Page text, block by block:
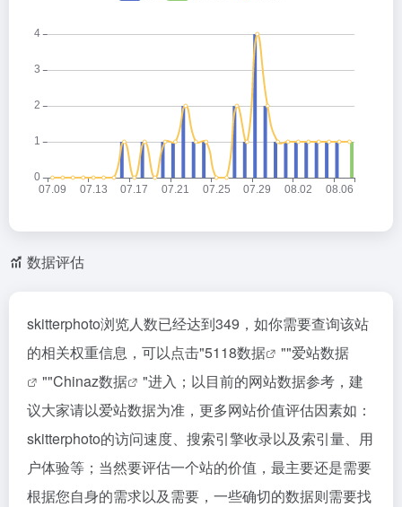
数据评估
skitterphoto浏览人数已经达到349，如你需要查询该站
的相关权重信息，可以点击"5118数据 ""爱站数据
""Chinaz数据
"进入；以目前的网站数据参考，建
议大家请以爱站数据为准，更多网站价值评估因素如：
skitterphoto的访问速度、搜索引擎收录以及索引量、用
户体验等；当然要评估一个站的价值，最主要还是需要
根据您自身的需求以及需要，一些确切的数据则需要找